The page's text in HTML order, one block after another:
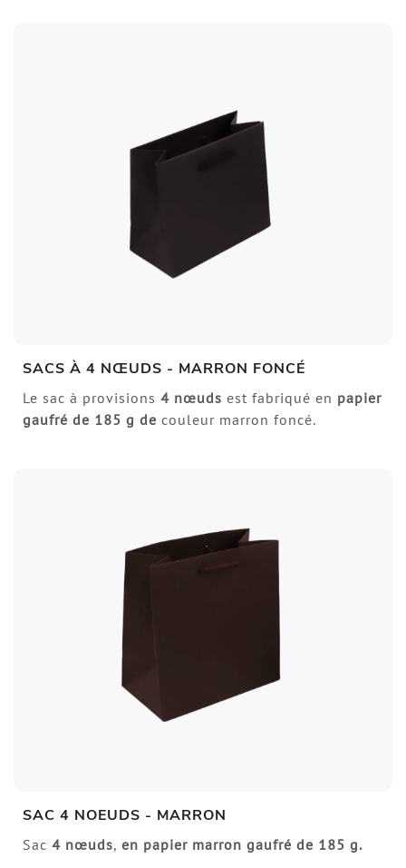
SACS À 4 NŒUDS - MARRON FONCÉ
Le sac à provisions 4 nœuds est fabriqué en papier
gaufré de 185 g de couleur marron foncé.
SAC 4 NOEUDS - MARRON
Sac 4 nœuds, en papier marron gaufré de 185 g.